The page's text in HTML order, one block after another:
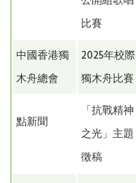
比賽
中國香港獨
木舟總會
2025年校際
獨木舟比賽
點新聞
「抗戰精神
之光」主題
徵稿